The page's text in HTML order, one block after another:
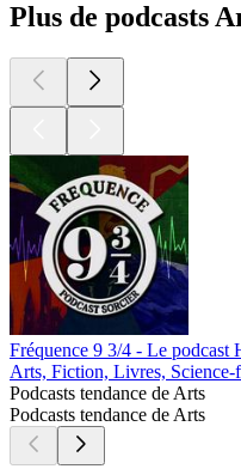
Plus de podcasts
Fréquence 9 3/4 - Le podcast
Arts, Fiction, Livres, Science-
Podcasts tendance de Arts
Podcasts tendance de Arts